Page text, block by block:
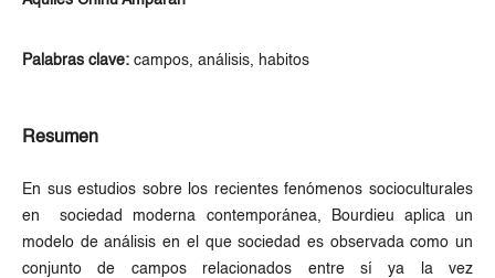
Palabras clave: campos, análisis, habitos
Resumen
En sus estudios sobre los recientes fenómenos socioculturales
en sociedad moderna contemporánea, Bourdieu aplica un
modelo de análisis en el que sociedad es observada como un
conjunto de campos relacionados entre sí ya la vez